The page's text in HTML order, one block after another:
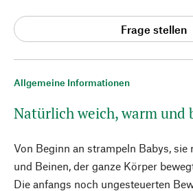
Allgemeine Informationen
Natürlich weich, warm und
Von Beginn an strampeln Babys,
und Beinen, der ganze Körper
Die anfangs noch ungesteuerten
Frage stellen